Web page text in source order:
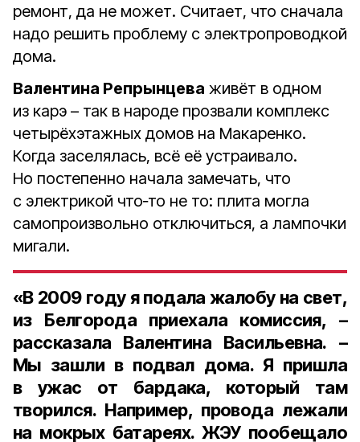
ремонт, да не может. Считает, что сначала
надо решить проблему с электропроводкой
дома.
Валентина Репрынцева живёт в одном
из карэ – так в народе прозвали комплекс
четырёхэтажных домов на Макаренко.
Когда заселялась, всё её устраивало.
Но постепенно начала замечать, что
с электрикой что‑то не то: плита могла
самопроизвольно отключиться, а лампочки
мигали.
«В 2009 году я подала жалобу на свет,
из Белгорода приехала комиссия, –
рассказала Валентина Васильевна. –
Мы зашли в подвал дома. Я пришла
в ужас от бардака, который там
творился. Например, провода лежали
на мокрых батареях. ЖЭУ пообещало